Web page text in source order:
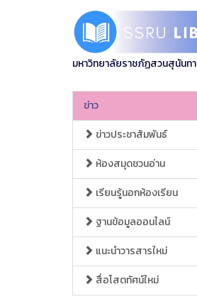
มหาวิทยาลัยราชภัฏสวนสุนันทา
ข่าว
ข่าวประชาสัมพันธ์
ห้องสมุดชวนอ่าน
เรียนรู้นอกห้องเรียน
ฐานข้อมูลออนไลน์
แนะนำวารสารใหม่
สื่อโสตทัศน์ใหม่